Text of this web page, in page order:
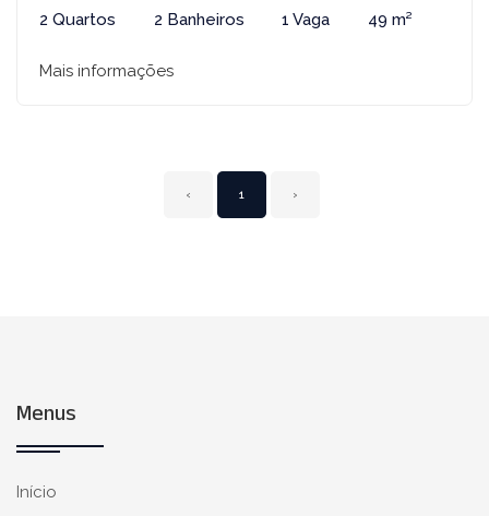
2 Quartos 2 Banheiros 1 Vaga 49 m²
Mais informações
‹ 1 ›
Menus
Início